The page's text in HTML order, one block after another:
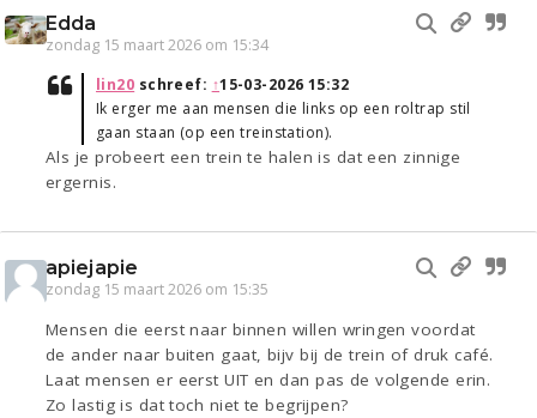
Edda
zondag 15 maart 2026 om 15:34
lin20 schreef: ↑15-03-2026 15:32
Ik erger me aan mensen die links op een roltrap stil
gaan staan (op een treinstation).
Als je probeert een trein te halen is dat een zinnige
ergernis.
apiejapie
zondag 15 maart 2026 om 15:35
Mensen die eerst naar binnen willen wringen voordat
de ander naar buiten gaat, bijv bij de trein of druk café.
Laat mensen er eerst UIT en dan pas de volgende erin.
Zo lastig is dat toch niet te begrijpen?